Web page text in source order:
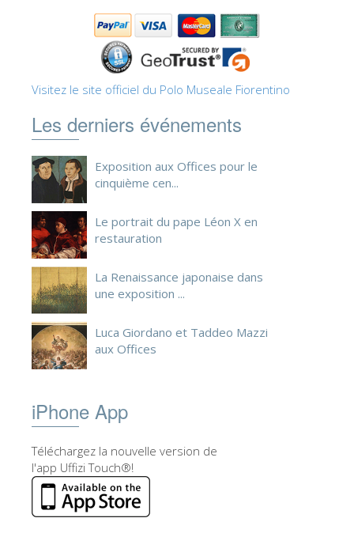
Réserver une visite guidée
Les billets coupe-file
FR
中文
FRANÇAIS
Visitez le site officiel du Polo Museale Fiorentino
Les derniers événements
Exposition aux Offices pour le
cinquième cen...
Le portrait du pape Léon X en
restauration
La Renaissance japonaise dans
une exposition ...
Luca Giordano et Taddeo Mazzi
aux Offices
iPhone App
Téléchargez la nouvelle version de
l'app Uffizi Touch®!